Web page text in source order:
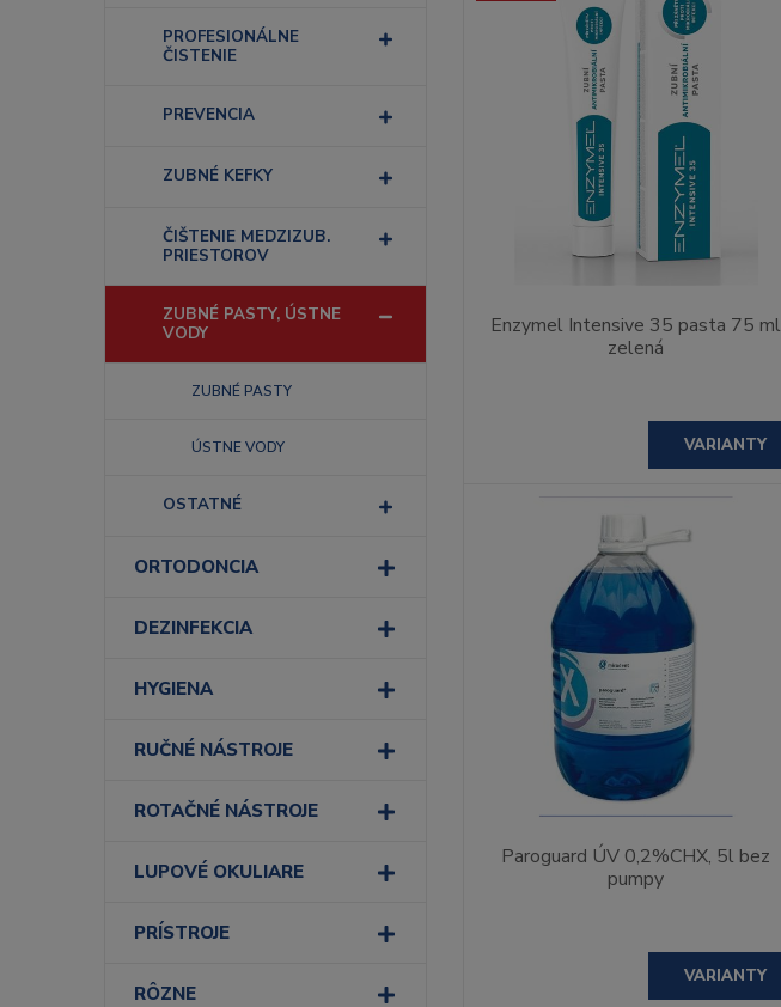
PROFESIONÁLNE
ČISTENIE
PREVENCIA
ZUBNÉ KEFKY
ČIŠTENIE MEDZIZUB.
PRIESTOROV
ZUBNÉ PASTY, ÚSTNE
VODY
ZUBNÉ PASTY
ÚSTNE VODY
OSTATNÉ
ORTODONCIA
DEZINFEKCIA
HYGIENA
RUČNÉ NÁSTROJE
ROTAČNÉ NÁSTROJE
LUPOVÉ OKULIARE
PRÍSTROJE
RÔZNE
Enzymel Intensive 35 pasta 75 ml
zelená
VARIANTY
Paroguard ÚV 0,2%CHX, 5l bez
pumpy
VARIANTY